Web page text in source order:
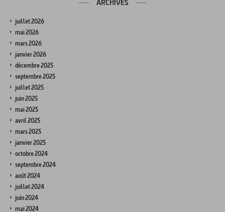
ARCHIVES
juillet 2026
mai 2026
mars 2026
janvier 2026
décembre 2025
septembre 2025
juillet 2025
juin 2025
mai 2025
avril 2025
mars 2025
janvier 2025
octobre 2024
septembre 2024
août 2024
juillet 2024
juin 2024
mai 2024